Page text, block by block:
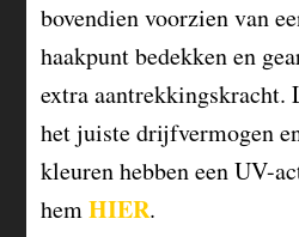
bovendien voorzien van
haakpunt bedekken en
extra aantrekkingskracht.
het juiste drijfvermogen
kleuren hebben een UV-
hemHIER.